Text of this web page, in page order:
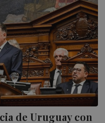
de Uruguay con